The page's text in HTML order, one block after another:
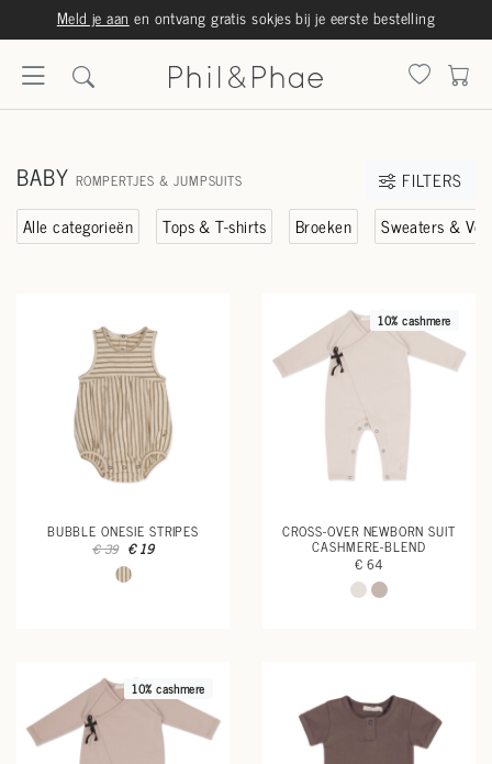
Meld je aan en ontvang gratis sokjes bij je eerste bestelling
BABY ROMPERTJES & JUMPSUITS
FILTERS
Alle categorieën
Tops & T-shirts Broeken Sweaters &
BUBBLE ONESIE STRIPES
€ 39 € 19
10% cashmere
CROSS-OVER NEWBORN SUIT
CASHMERE-BLEND
€ 64
10% cashmere